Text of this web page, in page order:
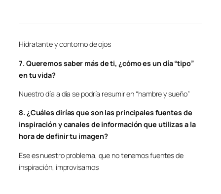
Hidratante y contorno de ojos
7. Queremos saber más de ti, ¿cómo es un día “tipo”
en tu vida?
Nuestro día a día se podría resumir en “hambre y sueño”
8. ¿Cuáles dirías que son las principales fuentes de
inspiración y canales de información que utilizas a la
hora de definir tu imagen?
Ese es nuestro problema, que no tenemos fuentes de
inspiración, improvisamos